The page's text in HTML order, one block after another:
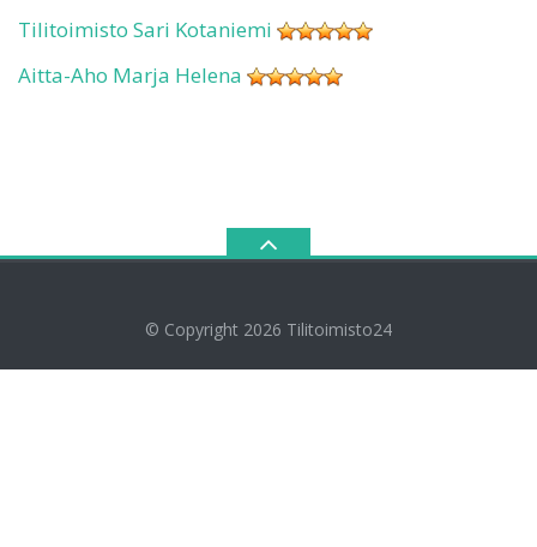
Tilitoimisto Sari Kotaniemi
Aitta-Aho Marja Helena
© Copyright 2026 Tilitoimisto24